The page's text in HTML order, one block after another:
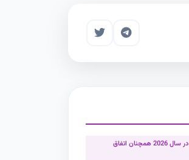
خطاهای DLL چیست و چرا در سال 2026 همچنان اتفاق